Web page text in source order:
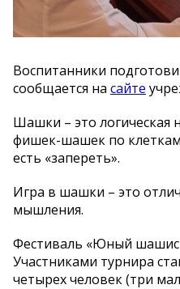
Воспитанники
сообщается на сайте
Шашки – это логическая
фишек-шашек по
есть «запереть».
Игра в шашки – это
мышления.
Фестиваль «Юный
Участниками турнира
четырех человек (три